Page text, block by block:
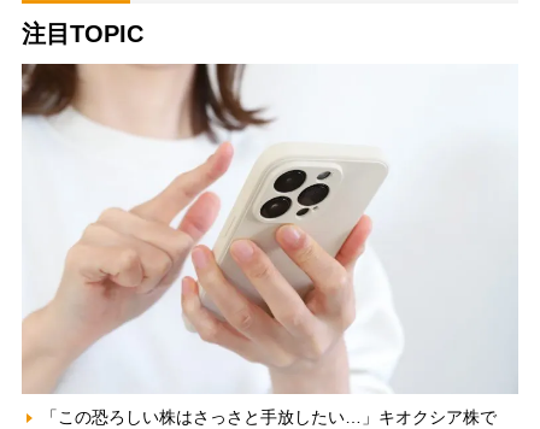
注目TOPIC
「この恐ろしい株はさっさと手放したい…」キオクシア株で